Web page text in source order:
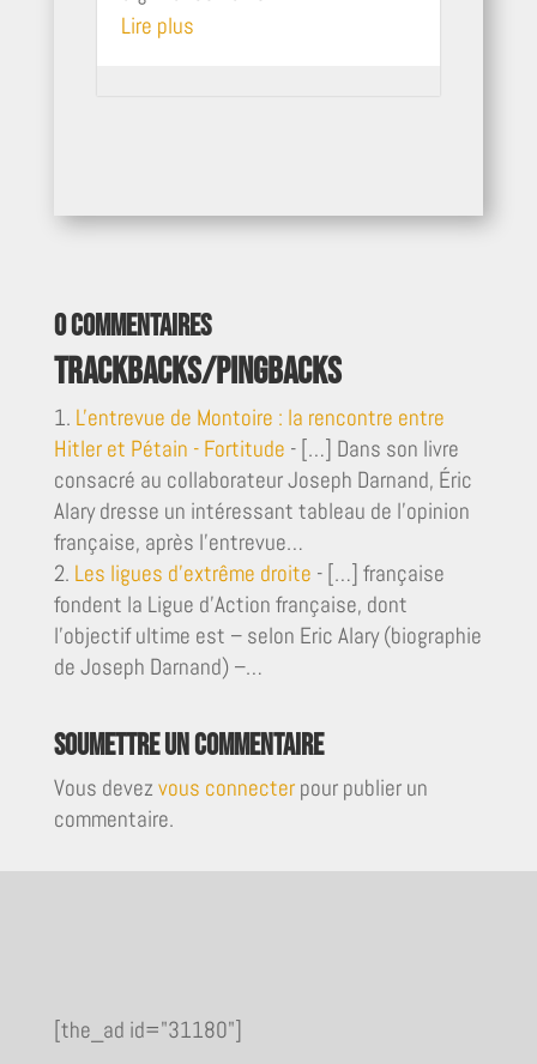
Lire plus
0 commentaires
Trackbacks/Pingbacks
L'entrevue de Montoire : la rencontre entre
Hitler et Pétain - Fortitude - […] Dans son livre
consacré au collaborateur Joseph Darnand, Éric
Alary dresse un intéressant tableau de l’opinion
française, après l’entrevue…
Les ligues d'extrême droite - […] française
fondent la Ligue d’Action française, dont
l’objectif ultime est – selon Eric Alary (biographie
de Joseph Darnand) –…
Soumettre un commentaire
Vous devez vous connecterpour publier un
commentaire.
[the_ad id="31180"]